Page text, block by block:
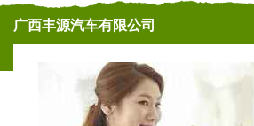
广西丰源汽车有限公司